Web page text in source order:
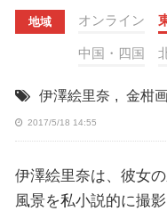
地域 オンライン
中国・四国
伊澤絵里奈 , 金柑
2017/5/18 14:55
伊澤絵里奈は、彼女
風景を私小説的に撮